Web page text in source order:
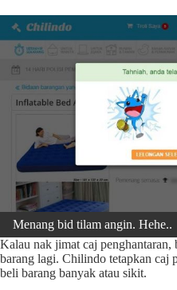
Menang bid tilam angin. Hehe..
Kalau nak jimat caj penghantaran,
barang lagi. Chilindo tetapkan caj
beli barang banyak atau sikit.